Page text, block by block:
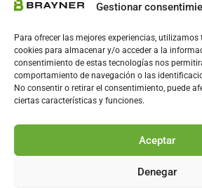
Gestionar
Para ofrecer las mejores experiencias,
cookies para almacenar y/o acceder a la
consentimiento de estas tecnologías nos
comportamiento de navegación o las
No consentir o retirar el consentimiento, puede
ciertas características y funciones.
Aceptar
Denegar
Email:info@brayner.es
Copyright 2024 © Brayner – Todos los